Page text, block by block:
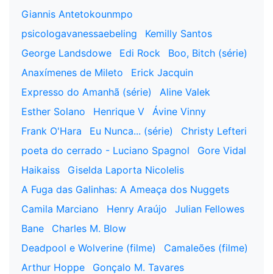
Giannis Antetokounmpo
psicologavanessaebeling
Kemilly Santos
George Landsdowe
Edi Rock
Boo, Bitch (série)
Anaxímenes de Mileto
Erick Jacquin
Expresso do Amanhã (série)
Aline Valek
Esther Solano
Henrique V
Ávine Vinny
Frank O'Hara
Eu Nunca... (série)
Christy Lefteri
poeta do cerrado - Luciano Spagnol
Gore Vidal
Haikaiss
Giselda Laporta Nicolelis
A Fuga das Galinhas: A Ameaça dos Nuggets
Camila Marciano
Henry Araújo
Julian Fellowes
Bane
Charles M. Blow
Deadpool e Wolverine (filme)
Camaleões (filme)
Arthur Hoppe
Gonçalo M. Tavares